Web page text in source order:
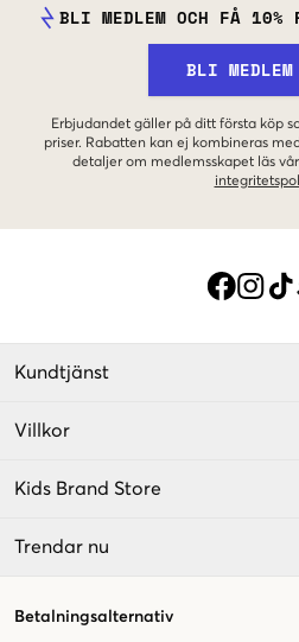
BLI MEDLEM OCH FÅ 10%
BLI
Erbjudandet gäller på ditt första köp
priser. Rabatten kan ej kombineras
detaljer om medlemsskapet läs
Kundtjänst
Villkor
Kids Brand Store
Trendar nu
Betalningsalternativ